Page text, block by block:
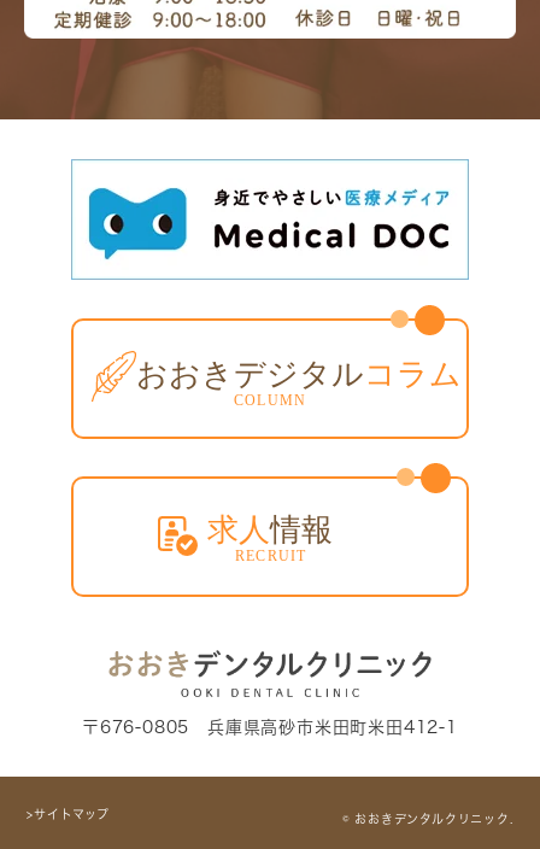
〒676-0805 兵庫県高砂市米田町米田412-1
>サイトマップ © おおきデンタルクリニック.